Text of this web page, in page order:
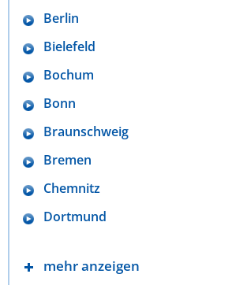
Berlin
Bielefeld
Bochum
Bonn
Braunschweig
Bremen
Chemnitz
Dortmund
mehr anzeigen